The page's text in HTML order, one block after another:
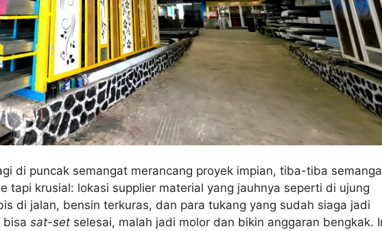
di puncak semangat merancang proyek impian, tiba-tiba
tapi krusial: lokasi supplier material yang jauhnya seperti di ujung
di jalan, bensin terkuras, dan para tukang yang sudah siaga jadi
bisa sat-set selesai, malah jadi molor dan bikin anggaran bengkak.